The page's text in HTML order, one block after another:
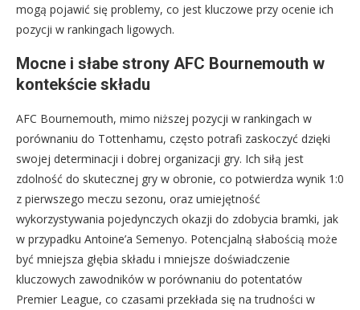
mogą pojawić się problemy, co jest kluczowe przy ocenie ich
pozycji w rankingach ligowych.
Mocne i słabe strony AFC Bournemouth w
kontekście składu
AFC Bournemouth, mimo niższej pozycji w rankingach w
porównaniu do Tottenhamu, często potrafi zaskoczyć dzięki
swojej determinacji i dobrej organizacji gry. Ich siłą jest
zdolność do skutecznej gry w obronie, co potwierdza wynik 1:0
z pierwszego meczu sezonu, oraz umiejętność
wykorzystywania pojedynczych okazji do zdobycia bramki, jak
w przypadku Antoine’a Semenyo. Potencjalną słabością może
być mniejsza głębia składu i mniejsze doświadczenie
kluczowych zawodników w porównaniu do potentatów
Premier League, co czasami przekłada się na trudności w